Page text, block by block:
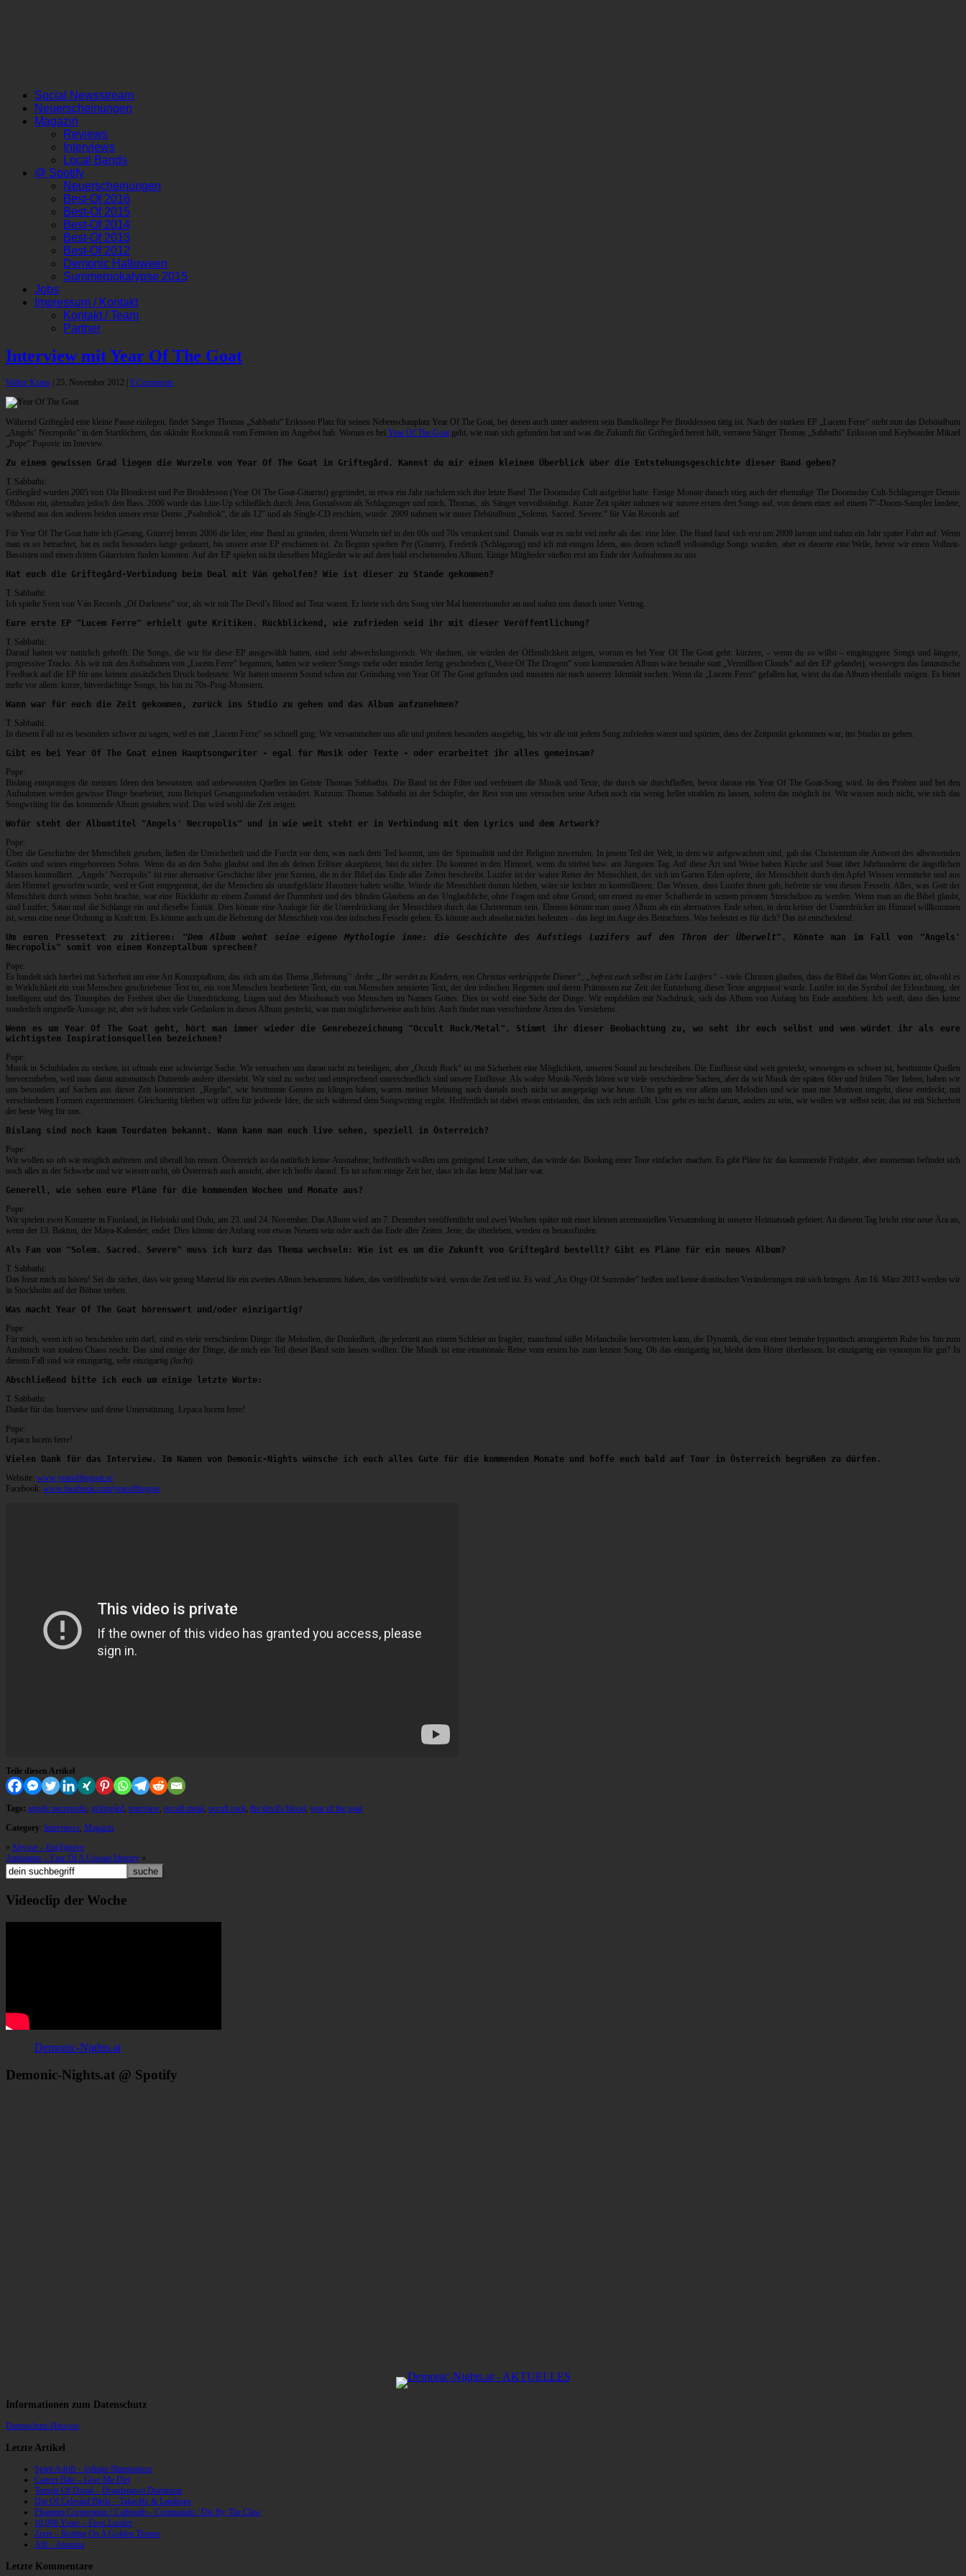
Social Newsstream
Neuerscheinungen
Magazin
Reviews
Interviews
Local Bands
@ Spotify
Neuerscheinungen
Best-Of 2016
Best-Of 2015
Best-Of 2014
Best-Of 2013
Best-Of 2012
Demonic Halloween
Summerpokalypse 2015
Jobs
Impressum / Kontakt
Kontakt / Team
Partner
Interview mit Year Of The Goat
Walter Kraus 25. November 2012 0 Comments
Während Griftegård eine kleine Pause einlegen, findet Sänger Thomas „Sabbathi“ Eriksson Platz für seinen Nebenschauplatz Year Of The Goat, bei denen auch unter anderem sein Bandkollege Per Broddesson tätig ist. Nach der starken EP „Lucem Ferre“ steht nun das Debütalbum
„Angels‘ Necropolis“ in den Startlöchern, das okkulte Rockmusik vom Feinsten im Angebot hab. Worum es bei Year Of The Goatgeht, wie man sich gefunden hat und was die Zukunft für Griftegård bereit hält, verraten Sänger Thomas „Sabbathi“ Eriksson und Keyboarder Mikael
„Pope“ Popovic im Inteview.
Zu einem gewissen Grad liegen die Wurzeln von Year Of The Goat in Griftegård. Kannst du mir einen kleinen Überblick über die Entstehungsgeschichte dieser Band geben?
T. Sabbathi:
Griftegård wurden 2005 von Ola Blomkvist und Per Broddesson (Year Of The Goat-Gitarrist) gegründet, in etwa ein Jahr nachdem sich ihre letzte Band The Doomsday Cult aufgelöst hatte. Einige Monate danach stieg auch der ehemalige The Doomsday Cult-Schlagzeuger Dennis
Ohlsson ein, übernahm jedoch den Bass. 2006 wurde das Line-Up schließlich durch Jens Gustafsson als Schlagzeuger und mich, Thomas, als Sänger vervollständigt. Kurze Zeit später nahmen wir unsere ersten drei Songs auf, von denen einer auf einem 7″-Doom-Sampler landete,
während aus den anderen beiden unsere erste Demo „Psalmbok“, die als 12″ und als Single-CD erschien, wurde. 2009 nahmen wir unser Debütalbum „Solemn. Sacred. Severe.“ für Ván Records auf.
Für Year Of The Goat hatte ich (Gesang, Gitarre) bereits 2006 die Idee, eine Band zu gründen, deren Wurzeln tief in den 60s und 70s verankert sind. Damals war es nicht viel mehr als das: eine Idee. Die Band fand sich erst um 2009 herum und nahm ein Jahr später Fahrt auf. Wenn
man es so betrachtet, hat es nicht besonders lange gedauert, bis unsere erste EP erschienen ist. Zu Beginn spielten Per (Gitarre), Frederik (Schlagzeug) und ich mit einigen Ideen, aus denen schnell vollständige Songs wurden, aber es dauerte eine Weile, bevor wir einen Vollzeit-
Bassisten und einen dritten Gitarristen finden konnten. Auf der EP spielen nicht dieselben Mitglieder wie auf dem bald erscheinenden Album. Einige Mitglieder stießen erst am Ende der Aufnahmen zu uns.
Hat euch die Griftegård-Verbindung beim Deal mit Ván geholfen? Wie ist dieser zu Stande gekommen?
T. Sabbathi:
Ich spielte Sven von Ván Records „Of Darkness“ vor, als wir mit The Devil’s Blood auf Tour waren. Er hörte sich den Song vier Mal hintereinander an und nahm uns danach unter Vertrag.
Eure erste EP "Lucem Ferre" erhielt gute Kritiken. Rückblickend, wie zufrieden seid ihr mit dieser Veröffentlichung?
T. Sabbathi:
Darauf hatten wir natürlich gehofft. Die Songs, die wir für diese EP ausgewählt hatten, sind sehr abwechslungsreich. Wir dachten, sie würden der Öffentlichkeit zeigen, worum es bei Year Of The Goat geht: kürzere, – wenn du so willst – eingängigere Songs und längere,
progressive Tracks. Als wir mit den Aufnahmen von „Lucem Ferre“ begannen, hatten wir weitere Songs mehr oder minder fertig geschrieben („Voice Of The Dragon“ vom kommenden Album wäre beinahe statt „Vermillion Clouds“ auf der EP gelandet), weswegen das fantastische
Feedback auf die EP für uns keinen zusätzlichen Druck bedeutete. Wir hatten unseren Sound schon zur Gründung von Year Of The Goat gefunden und mussten nie nach unserer Identität suchen. Wenn dir „Lucem Ferre“ gefallen hat, wirst du das Album ebenfalls mögen. Es bietet
mehr vor allem: kurze, hitverdächtige Songs, bis hin zu 70s-Prog-Monstern.
Wann war für euch die Zeit gekommen, zurück ins Studio zu gehen und das Album aufzunehmen?
T. Sabbathi:
In diesem Fall ist es besonders schwer zu sagen, weil es mit „Lucem Ferre“ so schnell ging. Wir versammelten uns alle und probten besonders ausgiebig, bis wir alle mit jedem Song zufrieden waren und spürten, dass der Zeitpunkt gekommen war, ins Studio zu gehen.
Gibt es bei Year Of The Goat einen Hauptsongwriter - egal für Musik oder Texte - oder erarbeitet ihr alles gemeinsam?
Pope:
Bislang entsprangen die meisten Ideen den bewussten und unbewussten Quellen im Geiste Thomas Sabbathis. Die Band ist der Filter und verfeinert die Musik und Texte, die durch sie durchfließen, bevor daraus ein Year Of The Goat-Song wird. In den Proben und bei den
Aufnahmen werden gewisse Dinge bearbeitet, zum Beispiel Gesangsmelodien verändert. Kurzum: Thomas Sabbathi ist der Schöpfer, der Rest von uns versuchen seine Arbeit noch ein wenig heller strahlen zu lassen, sofern das möglich ist. Wir wissen noch nicht, wie sich das
Songwriting für das kommende Album gestalten wird. Das wird wohl die Zeit zeigen.
Wofür steht der Albumtitel "Angels' Necropolis" und in wie weit steht er in Verbindung mit den Lyrics und dem Artwork?
Pope:
Über die Geschichte der Menschheit gesehen, ließen die Unsicherheit und die Furcht vor dem, was nach dem Tod kommt, uns der Spiritualität und der Religion zuwenden. In jenem Teil der Welt, in dem wir aufgewachsen sind, gab das Christentum die Antwort des allwissenden
Gottes und seines eingeborenen Sohns. Wenn du an den Sohn glaubst und ihn als deinen Erlöser akzeptierst, bist du sicher. Du kommst in den Himmel, wenn du stirbst bzw. am Jüngsten Tag. Auf diese Art und Weise haben Kirche und Staat über Jahrhunderte die ängstlichen
Massen kontrolliert. „Angels‘ Necropolis“ ist eine alternative Geschichte über jene Szenen, die in der Bibel das Ende aller Zeiten beschreibt. Luzifer ist der wahre Retter der Menschheit, der sich im Garten Eden opferte, der Menschheit durch den Apfel Wissen vermittelte und aus
dem Himmel geworfen wurde, weil er Gott entgegentrat, der die Menschen als unaufgeklärte Haustiere halten wollte. Würde die Menschheit dumm bleiben, wäre sie leichter zu kontrollieren. Das Wissen, dass Luzifer ihnen gab, befreite sie von diesen Fesseln. Alles, was Gott der
Menschheit durch seinen Sohn brachte, war eine Rückkehr zu einem Zustand der Dummheit und des blinden Glaubens an das Unglaubliche, ohne Fragen und ohne Grund; um erneut zu einer Schafherde in seinem privaten Streichelzoo zu werden. Wenn man an die Bibel glaubt,
sind Luzifer, Satan und die Schlange ein und dieselbe Entität. Dies könnte eine Analogie für die Unterdrückung der Menschheit durch das Christentum sein. Ebenso könnte man unser Album als ein alternatives Ende sehen, in dem keiner der Unterdrücker im Himmel willkommen
ist, wenn eine neue Ordnung in Kraft tritt. Es könnte auch um die Befreiung der Menschheit von den irdischen Fesseln gehen. Es könnte auch absolut nichts bedeuten – das liegt im Auge des Betrachters. Was bedeutet es für dich? Das ist entscheidend.
Um euren Pressetext zu zitieren: "Dem Album wohnt seine eigene Mythologie inne: die Geschichte des Aufstiegs Luzifers auf den Thron der Überwelt" . Könnte man im Fall von "Angels'
Necropolis" somit von einem Konzeptalbum sprechen?
Pope:
Es handelt sich hierbei mit Sicherheit um eine Art Konzeptalbum, das sich um das Thema ‚Befreiung’‘ dreht: „Ihr werdet zu Kindern, von Christus verkrüppelte Diener“; „befreit euch selbst im Licht Luzifers“ – viele Christen glauben, dass die Bibel das Wort Gottes ist, obwohl es
in Wirklichkeit ein von Menschen geschriebener Text ist, ein von Menschen bearbeiteter Text, ein von Menschen zensierter Text, der den irdischen Regenten und deren Prämissen zur Zeit der Entstehung dieser Texte angepasst wurde. Luzifer ist das Symbol der Erleuchtung, der
Intelligenz und des Triumphes der Freiheit über die Unterdrückung, Lügen und den Missbrauch von Menschen im Namen Gottes. Dies ist wohl eine Sicht der Dinge. Wir empfehlen mit Nachdruck, sich das Album von Anfang bis Ende anzuhören. Ich weiß, dass dies keine
sonderlich originelle Aussage ist, aber wir haben viele Gedanken in dieses Album gesteckt, was man möglicherweise auch hört. Auch findet man verschiedene Arten des Verstehens.
Wenn es um Year Of The Goat geht, hört man immer wieder die Genrebezeichnung "Occult Rock/Metal". Stimmt ihr dieser Beobachtung zu, wo seht ihr euch selbst und wen würdet ihr als eure
wichtigsten Inspirationsquellen bezeichnen?
Pope:
Musik in Schubladen zu stecken, ist oftmals eine schwierige Sache. Wir versuchen uns daran nicht zu beteiligen, aber „Occult Rock“ ist mit Sicherheit eine Möglichkeit, unseren Sound zu beschreiben. Die Einflüsse sind weit gesteckt, weswegen es schwer ist, bestimmte Quellen
hervorzuheben, weil man damit automatisch Dutzende andere übersieht. Wir sind zu sechst und entsprechend unterschiedlich sind unsere Einflüsse. Als wahre Musik-Nerds hören wir viele verschiedene Sachen, aber da wir Musik der späten 60er und frühen 70er lieben, haben wir
uns besonders auf Sachen aus dieser Zeit konzentriert. „Regeln“, wie bestimmte Genres zu klingen haben, waren meiner Meinung nach damals noch nicht so ausgeprägt wie heute. Uns geht es vor allem um Melodien und wie man mit Motiven umgeht, diese entdeckt, mit
verschiedenen Formen experimentiert. Gleichzeitig bleiben wir offen für jedwede Idee, die sich während dem Songwriting ergibt. Hoffentlich ist dabei etwas entstanden, das sich echt anfüllt. Uns geht es nicht darum, anders zu sein, wir wollen wir selbst sein; das ist mit Sicherheit
der beste Weg für uns.
Bislang sind noch kaum Tourdaten bekannt. Wann kann man euch live sehen, speziell in Österreich?
Pope:
Wir wollen so oft wie möglich auftreten und überall hin reisen. Österreich ist da natürlich keine Ausnahme; hoffentlich wollen uns genügend Leute sehen, das würde das Booking einer Tour einfacher machen. Es gibt Pläne für das kommende Frühjahr, aber momentan befindet sich
noch alles in der Schwebe und wir wissen nicht, ob Österreich auch ansteht, aber ich hoffe darauf. Es ist schon einige Zeit her, dass ich das letzte Mal hier war.
Generell, wie sehen eure Pläne für die kommenden Wochen und Monate aus?
Pope:
Wir spielen zwei Konzerte in Finnland, in Helsinki und Oulu, am 23. und 24. November. Das Album wird am 7. Dezember veröffentlicht und zwei Wochen später mit einer kleinen zeremoniellen Versammlung in unserer Heimatstadt gefeiert. An diesem Tag bricht eine neue Ära an,
wenn der 13. Baktun, der Maya-Kalender, endet. Dies könnte der Anfang von etwas Neuem sein oder auch das Ende aller Zeiten. Jene, die überleben, werden es herausfinden.
Als Fan von "Solem. Sacred. Severe" muss ich kurz das Thema wechseln: Wie ist es um die Zukunft von Griftegård bestellt? Gibt es Pläne für ein neues Album?
T. Sabbathi:
Das freut mich zu hören! Sei dir sicher, dass wir genug Material für ein zweites Album beisammen haben, das veröffentlicht wird, wenn die Zeit reif ist. Es wird „An Orgy Of Surrender“ heißen und keine drastischen Veränderungen mit sich bringen. Am 16. März 2013 werden wir
in Stockholm auf der Bühne stehen.
Was macht Year Of The Goat hörenswert und/oder einzigartig?
Pope:
Für mich, wenn ich so bescheiden sein darf, sind es viele verschiedene Dinge: die Melodien, die Dunkelheit, die jederzeit aus einem Schleier an fragiler, manchmal süßer Melancholie hervortreten kann, die Dynamik, die von einer beinahe hypnotisch arrangierten Ruhe bis hin zum
Ausbruch von totalem Chaos reicht. Das sind einige der Dinge, die mich ein Teil dieser Band sein lassen wollten. Die Musik ist eine emotionale Reise vom ersten bis zum letzten Song. Ob das einzigartig ist, bleibt dem Hörer überlassen. Ist einzigartig ein synonym für gut? In
diesem Fall sind wir einzigartig, sehr einzigartig (lacht).
Abschließend bitte ich euch um einige letzte Worte:
T. Sabbathi:
Danke für das Interview und deine Unterstützung. Lepaca lucem ferre!
Pope:
Lepaca lucem ferre!
Vielen Dank für das Interview. Im Namen von Demonic-Nights wünsche ich euch alles Gute für die kommenden Monate und hoffe euch bald auf Tour in Österreich begrüßen zu dürfen.
Website: www.yearofthegoat.se
Facebook: www.facebook.com/yearofthegoat
Teile diesen Artikel
Tags: angels necropolis, griftegård, interview, occult metal, occult rock, the devil's blood, year of the goat
Category: Interviews, Magazin
« Abysse – En(d)grave
Antimatter – Fear Of A Unique Identity »
Videoclip der Woche
Demonic-Nights.at
Demonic-Nights.at @ Spotify
Informationen zum Datenschutz
Datenschutz-Hinweis
Letzte Artikel
Spirit Adrift – Infinite Illumination
Cancer Bats – Give Me Dirt
Temple Of Dread – Dreadspawn Dominion
Din Of Celestial Birds – Takeoffs & Landings
Phantom Corporation / Catbreath – Commando / Die By The Claw
10,000 Years – Esox Lucifer
Zerre – Rotting On A Golden Throne
Allt – Ataraxia
Letzte Kommentare